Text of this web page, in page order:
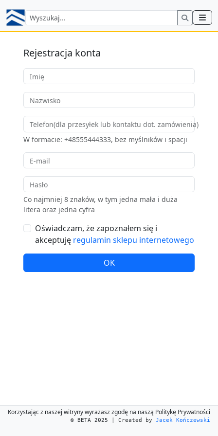
Rejestracja konta
Imię
Nazwisko
Telefon(dla przesyłek lub kontaktu dot. zamówienia)
W formacie: +48555444333, bez myślników i spacji
E-mail
Hasło
Co najmniej 8 znaków, w tym jedna mała i duża
litera oraz jedna cyfra
Oświadczam, że zapoznałem się i
akceptuję regulamin sklepu internetowego
OK
Korzystając z naszej witryny wyrażasz zgodę na naszą Politykę Prywatności
© BETA 2025 | Created by Jacek Kończewski